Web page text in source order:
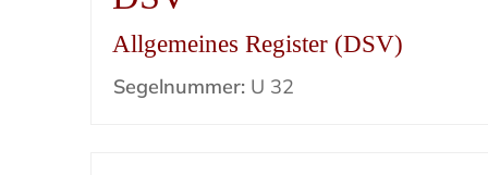
Allgemeines Register (DSV)
Segelnummer: U 32